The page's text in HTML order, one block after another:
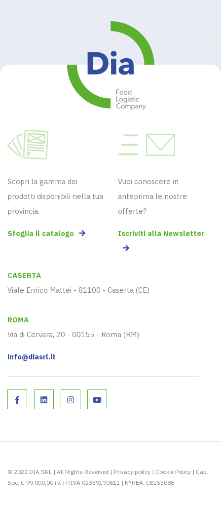
Scopri la gamma dei
prodotti disponibili nella tua
provincia.
Sfoglia il catalogo
Vuoi conoscere in
anteprima le nostre
offerte?
Iscriviti alla Newsletter
CASERTA
Viale Enrico Mattei - 81100 - Caserta (CE)
ROMA
Via di Cervara, 20 - 00155 - Roma (RM)
info@diasrl.it
© 2022 DIA SRL | All Rights Reserved | Privacy policy | Cookie Policy | Cap.
Soc. € 99.000,00 i.v. | P.IVA 02339170611 | N°REA: CE155088